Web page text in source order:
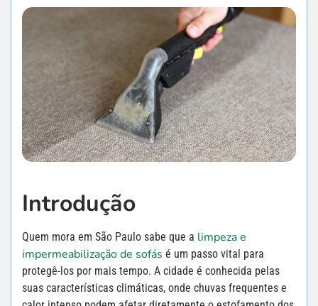
Introdução
Quem mora em São Paulo sabe que a limpeza e
impermeabilização de sofás é um passo vital para
protegê-los por mais tempo. A cidade é conhecida pelas
suas características climáticas, onde chuvas frequentes e